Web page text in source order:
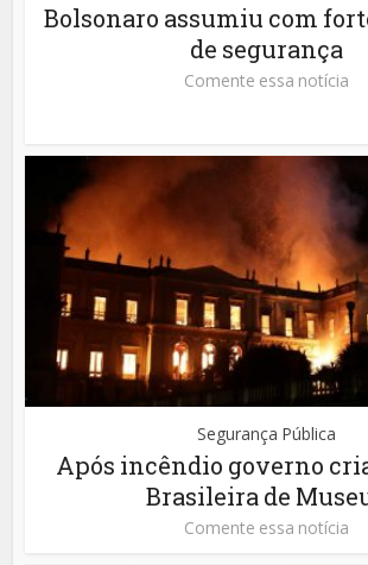
Bolsonaro assumiu com
de segurança
Comente essa notícia
Segurança Pública
Após incêndio governo
Brasileira de
Comente essa notícia